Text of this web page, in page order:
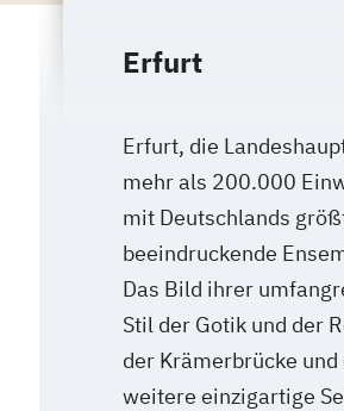
Erfurt
Erfurt, die
mehr als 200.000
mit Deutschlands
beeindruckende
Das Bild ihrer
Stil der Gotik und der
der Krämerbrücke
weitere einzigartige